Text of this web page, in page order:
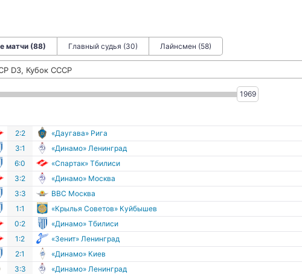
матчи (88) Главный судья (30) Лайнсмен (58)
D3, Кубок СССР
1969
2:2 «Даугава» Рига
3:1 «Динамо» Ленинград
6:0 «Спартак» Тбилиси
3:2 «Динамо» Москва
3:3 ВВС Москва
1:1 «Крылья Советов» Куйбышев
0:2 «Динамо» Тбилиси
1:2 «Зенит» Ленинград
2:1 «Динамо» Киев
3:3 «Динамо» Ленинград